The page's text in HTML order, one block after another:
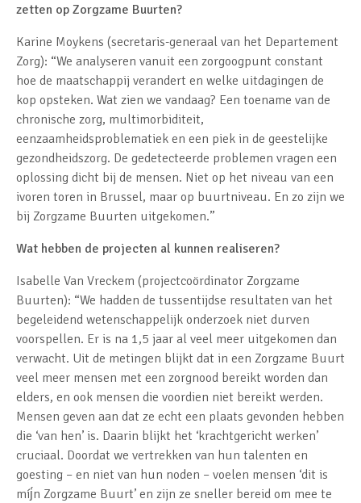
zetten op Zorgzame Buurten?
Karine Moykens (secretaris-generaal van het Departement
Zorg): “We analyseren vanuit een zorgoogpunt constant
hoe de maatschappij verandert en welke uitdagingen de
kop opsteken. Wat zien we vandaag? Een toename van de
chronische zorg, multimorbiditeit,
eenzaamheidsproblematiek en een piek in de geestelijke
gezondheidszorg. De gedetecteerde problemen vragen een
oplossing dicht bij de mensen. Niet op het niveau van een
ivoren toren in Brussel, maar op buurtniveau. En zo zijn we
bij Zorgzame Buurten uitgekomen.”
Wat hebben de projecten al kunnen realiseren?
Isabelle Van Vreckem (projectcoördinator Zorgzame
Buurten): “We hadden de tussentijdse resultaten van het
begeleidend wetenschappelijk onderzoek niet durven
voorspellen. Er is na 1,5 jaar al veel meer uitgekomen dan
verwacht. Uit de metingen blijkt dat in een Zorgzame Buurt
veel meer mensen met een zorgnood bereikt worden dan
elders, en ook mensen die voordien niet bereikt werden.
Mensen geven aan dat ze echt een plaats gevonden hebben
die ‘van hen’ is. Daarin blijkt het ‘krachtgericht werken’
cruciaal. Doordat we vertrekken van hun talenten en
goesting – en niet van hun noden – voelen mensen ‘dit is
míj́n Zorgzame Buurt’ en zijn ze sneller bereid om mee te